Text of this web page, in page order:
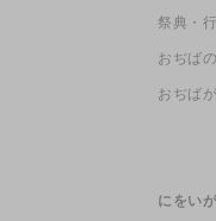
祭典・
おぢば
おぢば
にをい